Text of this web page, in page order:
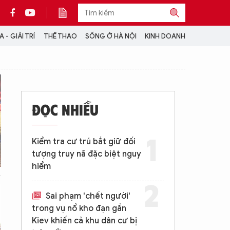
- GIẢI TRÍ THỂ THAO SỐNG Ở HÀ NỘI KINH DOANH
CỘNG TÁC VỚI ANTĐ
TRA CỨU XE
HOTLINE: 032 9907 579
ĐỌC NHIỀU
Kiểm tra cư trú bắt giữ đối
tượng truy nã đặc biệt nguy
hiểm
Sai phạm 'chết người'
trong vụ nổ kho đạn gần
Kiev khiến cả khu dân cư bị